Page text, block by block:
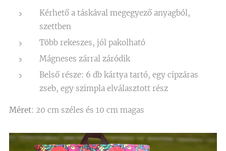
Kérhető a táskával megegyező anyagból,
szettben
Több rekeszes, jól pakolható
Mágneses zárral záródik
Belső része: 6 db kártya tartó, egy cipzáras
zseb, egy szimpla elválasztott rész
Méret: 20 cm széles és 10 cm magas